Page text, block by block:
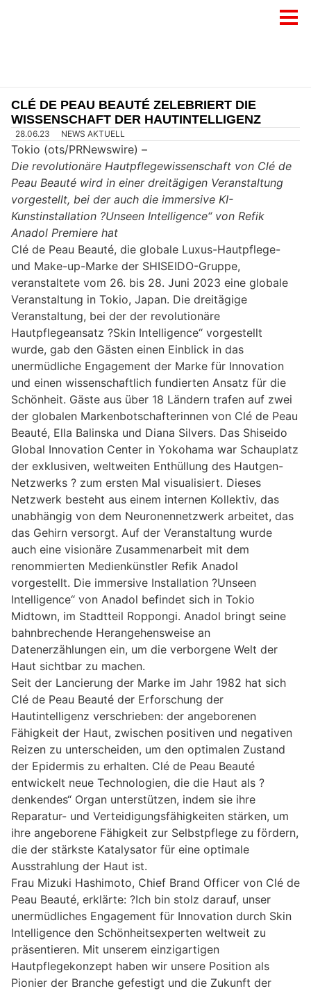
CLÉ DE PEAU BEAUTÉ ZELEBRIERT DIE
WISSENSCHAFT DER HAUTINTELLIGENZ
28.06.23 NEWS AKTUELL
Tokio (ots/PRNewswire) –
Die revolutionäre Hautpflegewissenschaft von Clé de
Peau Beauté wird in einer dreitägigen Veranstaltung
vorgestellt, bei der auch die immersive KI-
Kunstinstallation ?Unseen Intelligence“ von Refik
Anadol Premiere hat
Clé de Peau Beauté, die globale Luxus-Hautpflege-
und Make-up-Marke der SHISEIDO-Gruppe,
veranstaltete vom 26. bis 28. Juni 2023 eine globale
Veranstaltung in Tokio, Japan. Die dreitägige
Veranstaltung, bei der der revolutionäre
Hautpflegeansatz ?Skin Intelligence“ vorgestellt
wurde, gab den Gästen einen Einblick in das
unermüdliche Engagement der Marke für Innovation
und einen wissenschaftlich fundierten Ansatz für die
Schönheit. Gäste aus über 18 Ländern trafen auf zwei
der globalen Markenbotschafterinnen von Clé de Peau
Beauté, Ella Balinska und Diana Silvers. Das Shiseido
Global Innovation Center in Yokohama war Schauplatz
der exklusiven, weltweiten Enthüllung des Hautgen-
Netzwerks ? zum ersten Mal visualisiert. Dieses
Netzwerk besteht aus einem internen Kollektiv, das
unabhängig von dem Neuronennetzwerk arbeitet, das
das Gehirn versorgt. Auf der Veranstaltung wurde
auch eine visionäre Zusammenarbeit mit dem
renommierten Medienkünstler Refik Anadol
vorgestellt. Die immersive Installation ?Unseen
Intelligence“ von Anadol befindet sich in Tokio
Midtown, im Stadtteil Roppongi. Anadol bringt seine
bahnbrechende Herangehensweise an
Datenerzählungen ein, um die verborgene Welt der
Haut sichtbar zu machen.
Seit der Lancierung der Marke im Jahr 1982 hat sich
Clé de Peau Beauté der Erforschung der
Hautintelligenz verschrieben: der angeborenen
Fähigkeit der Haut, zwischen positiven und negativen
Reizen zu unterscheiden, um den optimalen Zustand
der Epidermis zu erhalten. Clé de Peau Beauté
entwickelt neue Technologien, die die Haut als ?
denkendes“ Organ unterstützen, indem sie ihre
Reparatur- und Verteidigungsfähigkeiten stärken, um
ihre angeborene Fähigkeit zur Selbstpflege zu fördern,
die der stärkste Katalysator für eine optimale
Ausstrahlung der Haut ist.
Frau Mizuki Hashimoto, Chief Brand Officer von Clé de
Peau Beauté, erklärte: ?Ich bin stolz darauf, unser
unermüdliches Engagement für Innovation durch Skin
Intelligence den Schönheitsexperten weltweit zu
präsentieren. Mit unserem einzigartigen
Hautpflegekonzept haben wir unsere Position als
Pionier der Branche gefestigt und die Zukunft der